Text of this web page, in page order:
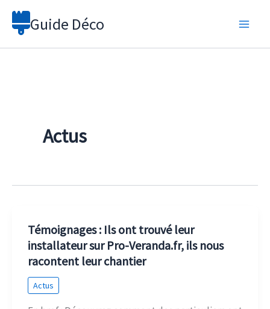
Aller
Guide Déco
Actus
Témoignages : Ils ont trouvé leur
installateur sur Pro-Veranda.fr, ils nous
racontent leur chantier
Actus